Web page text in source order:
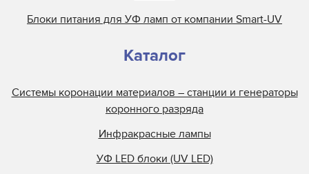
Блоки питания для УФ ламп от компании Smart-UV
Каталог
Системы коронации материалов – станции и генераторы
коронного разряда
Инфракрасные лампы
УФ LED блоки (UV LED)